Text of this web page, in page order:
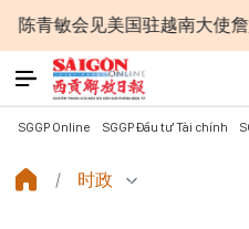
会见美国驻越南大使詹妮弗·
SGGP Online SGGP Đầu tư Tài chính
时政